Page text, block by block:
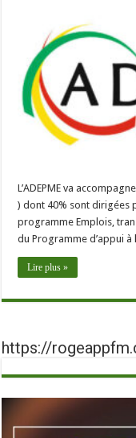
L’ADEPME va
) dont 40% sont dirigées
programme Emplois,
du Programme d’appui
Lire plus »
https://